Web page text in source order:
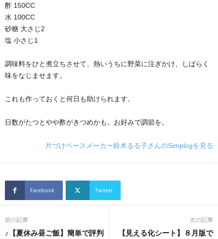
酢 150CC
水 100CC
砂糖 大さじ2
塩 小さじ1
調味料をひと煮立ちさせて、熱いうちに野菜に注ぎかけ、しばらく
味をなじませます。
これも作っておくと何日も助けられます。
日数がたつとやや酢がきつめかも。お好みで調節を。
片づけペースメーカー鈴木るる子さんのSimplogを見る
Facebook Twitter
前の記事
♪【夏休み昼ご飯】簡単で評判
次の記事
【見える化シート】８月版で